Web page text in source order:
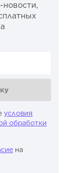
условия
обработки
на